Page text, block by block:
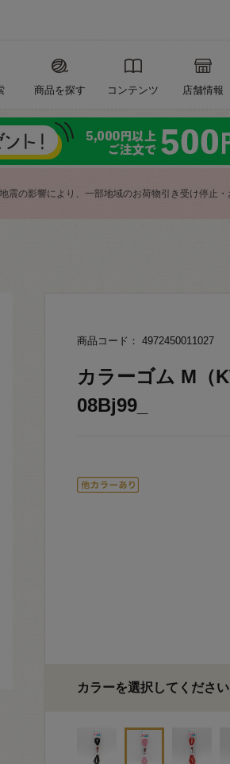
商品を探す コンテンツ 店舗情報
震の影響により、一部地域のお荷物引き受け停止
商品コード： 4972450011027
カラーゴム M（
08Bj99_
カラーを選択してください